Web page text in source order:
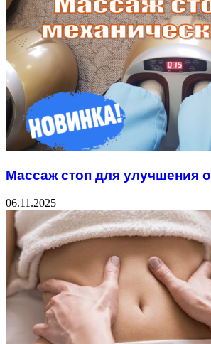
Массаж стоп для улучшения
06.11.2025